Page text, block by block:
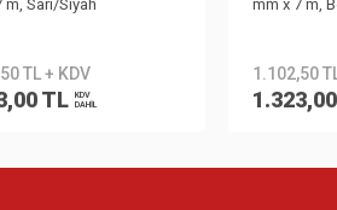
m, Sarı/Siyah
TL + KDV
TL
KDV
DAHİL
mm x 7 m,
1.102,50